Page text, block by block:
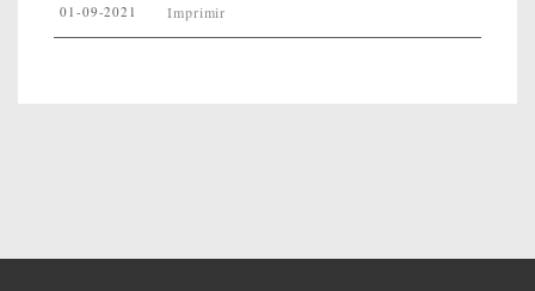
01-09-2021 Imprimir